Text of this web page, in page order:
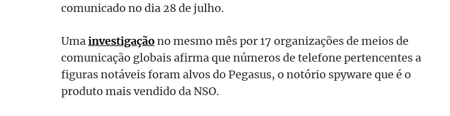
comunicado no dia 28 de julho.
Umainvestigaçãono mesmo mês por 17 organizações de meios de
comunicação globais afirma que números de telefone pertencentes a
figuras notáveis ​​foram alvos do Pegasus, o notório spyware que é o
produto mais vendido da NSO.